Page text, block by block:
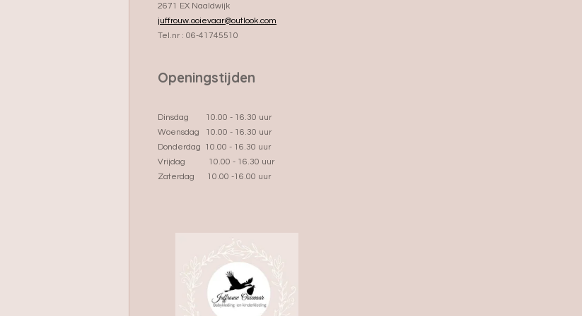
2671 EX Naaldwijk
juffrouw.ooievaar@outlook.com
Tel.nr : 06-41745510
Openingstijden
Dinsdag 10.00 - 16.30 uur
Woensdag 10.00 - 16.30 uur
Donderdag 10.00 - 16.30 uur
Vrijdag 10.00 - 16.30 uur
Zaterdag 10.00 -16.00 uur